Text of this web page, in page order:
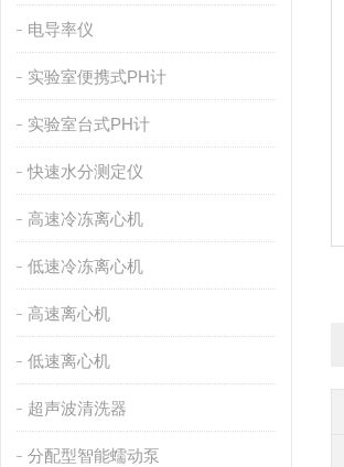
电导率仪
实验室便携式PH计
实验室台式PH计
快速水分测定仪
高速冷冻离心机
低速冷冻离心机
高速离心机
低速离心机
超声波清洗器
分配型智能蠕动泵